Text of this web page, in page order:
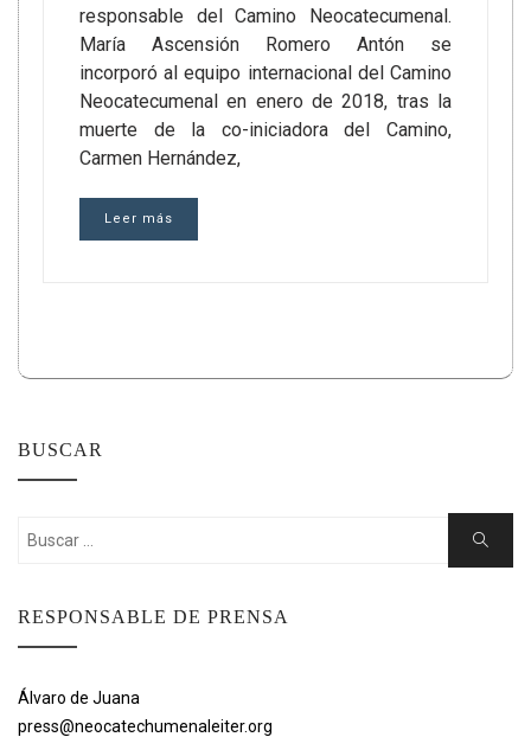
responsable del Camino Neocatecumenal.
María Ascensión Romero Antón se
incorporó al equipo internacional del Camino
Neocatecumenal en enero de 2018, tras la
muerte de la co-iniciadora del Camino,
Carmen Hernández,
Leer más
BUSCAR
Buscar:
Buscar
RESPONSABLE DE PRENSA
Álvaro de Juana
press@neocatechumenaleiter.org